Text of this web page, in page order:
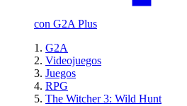
con G2A Plus
G2A
Videojuegos
Juegos
RPG
The Witcher 3: Wild Hunt